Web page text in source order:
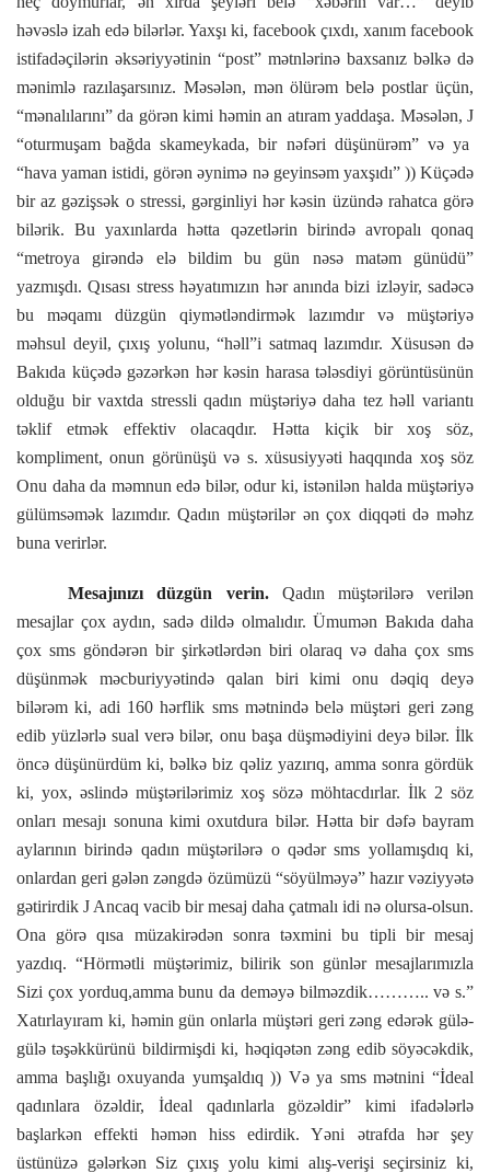
həvəslə izah edə bilərlər. Yaxşı ki, facebook çıxdı, xanım facebook
istifadəçilərin əksəriyyətinin “post” mətnlərinə baxsanız bəlkə də
mənimlə razılaşarsınız. Məsələn, mən ölürəm belə postlar üçün,
“mənalılarını” da görən kimi həmin an atıram yaddaşa. Məsələn, J
“oturmuşam bağda skameykada, bir nəfəri düşünürəm” və ya
“hava yaman istidi, görən əynimə nə geyinsəm yaxşıdı” )) Küçədə
bir az gəzişsək o stressi, gərginliyi hər kəsin üzündə rahatca görə
bilərik. Bu yaxınlarda hətta qəzetlərin birində avropalı qonaq
“metroya girəndə elə bildim bu gün nəsə matəm günüdü”
yazmışdı. Qısası stress həyatımızın hər anında bizi izləyir, sadəcə
bu məqamı düzgün qiymətləndirmək lazımdır və müştəriyə
məhsul deyil, çıxış yolunu, “həll”i satmaq lazımdır. Xüsusən də
Bakıda küçədə gəzərkən hər kəsin harasa tələsdiyi görüntüsünün
olduğu bir vaxtda stressli qadın müştəriyə daha tez həll variantı
təklif etmək effektiv olacaqdır. Hətta kiçik bir xoş söz,
kompliment, onun görünüşü və s. xüsusiyyəti haqqında xoş söz
Onu daha da məmnun edə bilər, odur ki, istənilən halda müştəriyə
gülümsəmək lazımdır. Qadın müştərilər ən çox diqqəti də məhz
buna verirlər.
Mesajınızı düzgün verin.Qadın müştərilərə verilən
mesajlar çox aydın, sadə dildə olmalıdır. Ümumən Bakıda daha
çox sms göndərən bir şirkətlərdən biri olaraq və daha çox sms
düşünmək məcburiyyətində qalan biri kimi onu dəqiq deyə
bilərəm ki, adi 160 hərflik sms mətnində belə müştəri geri zəng
edib yüzlərlə sual verə bilər, onu başa düşmədiyini deyə bilər. İlk
öncə düşünürdüm ki, bəlkə biz qəliz yazırıq, amma sonra gördük
ki, yox, əslində müştərilərimiz xoş sözə möhtacdırlar. İlk 2 söz
onları mesajı sonuna kimi oxutdura bilər. Hətta bir dəfə bayram
aylarının birində qadın müştərilərə o qədər sms yollamışdıq ki,
onlardan geri gələn zəngdə özümüzü “söyülməyə” hazır vəziyyətə
gətirirdik J Ancaq vacib bir mesaj daha çatmalı idi nə olursa-olsun.
Ona görə qısa müzakirədən sonra təxmini bu tipli bir mesaj
yazdıq. “Hörmətli müştərimiz, bilirik son günlər mesajlarımızla
Sizi çox yorduq,amma bunu da deməyə bilməzdik……….. və s.”
Xatırlayıram ki, həmin gün onlarla müştəri geri zəng edərək gülə-
gülə təşəkkürünü bildirmişdi ki, həqiqətən zəng edib söyəcəkdik,
amma başlığı oxuyanda yumşaldıq )) Və ya sms mətnini “İdeal
qadınlara özəldir, İdeal qadınlarla gözəldir” kimi ifadələrlə
başlarkən effekti həmən hiss edirdik. Yəni ətrafda hər şey
üstünüzə gələrkən Siz çıxış yolu kimi alış-verişi seçirsiniz ki,